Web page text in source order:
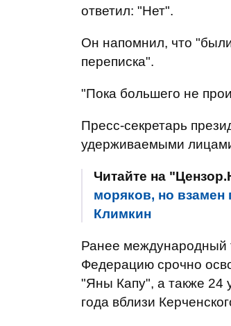
ответил: "Нет".
Он напомнил, что
переписка".
"Пока большего не
Пресс-секретарь
удерживаемыми
Читайте на
моряков, но
Климкин
Ранее международный
Федерацию срочно
"Яны Капу", а также 24
года вблизи